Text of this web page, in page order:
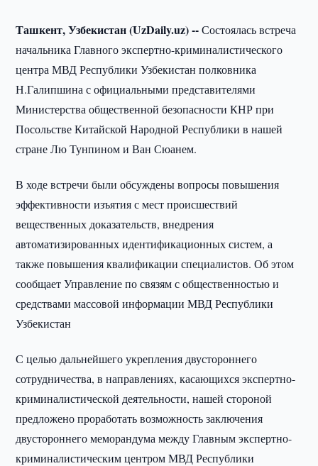
Ташкент, Узбекистан (UzDaily.uz) --Состоялась встреча
начальника Главного экспертно-криминалистического
центра МВД Республики Узбекистан полковника
Н.Галипшина с официальными представителями
Министерства общественной безопасности КНР при
Посольстве Китайской Народной Республики в нашей
стране Лю Тунпином и Ван Сюанем.
В ходе встречи были обсуждены вопросы повышения
эффективности изъятия с мест происшествий
вещественных доказательств, внедрения
автоматизированных идентификационных систем, а
также повышения квалификации специалистов. Об этом
сообщает Управление по связям с общественностью и
средствами массовой информации МВД Республики
Узбекистан
С целью дальнейшего укрепления двустороннего
сотрудничества, в направлениях, касающихся экспертно-
криминалистической деятельности, нашей стороной
предложено проработать возможность заключения
двустороннего меморандума между Главным экспертно-
криминалистическим центром МВД Республики